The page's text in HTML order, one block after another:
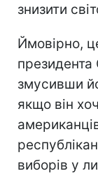
знизити
Ймовірно,
змусивши
якщо він
виборів у